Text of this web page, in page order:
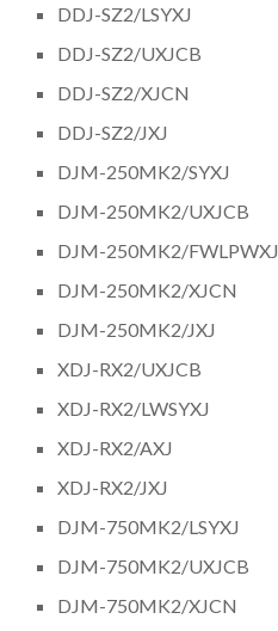
DDJ-SZ2/LSYXJ
DDJ-SZ2/UXJCB
DDJ-SZ2/XJCN
DDJ-SZ2/JXJ
DJM-250MK2/SYXJ
DJM-250MK2/UXJCB
DJM-250MK2/FWLPWXJ
DJM-250MK2/XJCN
DJM-250MK2/JXJ
XDJ-RX2/UXJCB
XDJ-RX2/LWSYXJ
XDJ-RX2/AXJ
XDJ-RX2/JXJ
DJM-750MK2/LSYXJ
DJM-750MK2/UXJCB
DJM-750MK2/XJCN